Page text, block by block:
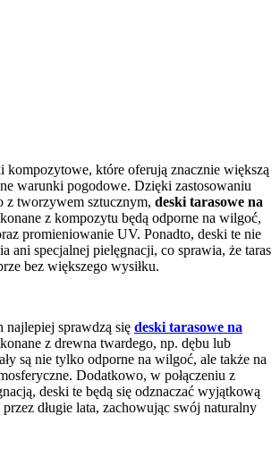
kompozytowe, które oferują znacznie większą
warunki pogodowe. Dzięki zastosowaniu
z tworzywem sztucznym, deski tarasowe na
z kompozytu będą odporne na wilgoć,
promieniowanie UV. Ponadto, deski te nie
ani specjalnej pielęgnacji, co sprawia, że taras
bez większego wysiłku.
sprawdzą się deski tarasowe na
z drewna twardego, np. dębu lub
są nie tylko odporne na wilgoć, ale także na
Dodatkowo, w połączeniu z
deski te będą się odznaczać wyjątkową
przez długie lata, zachowując swój naturalny